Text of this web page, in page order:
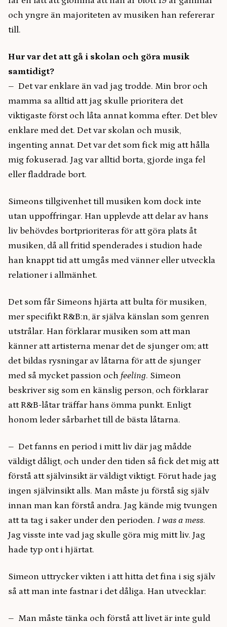
och yngre än majoriteten av musiken han refererar
till.
Hur var det att gå i skolan och göra musik
samtidigt?
– Det var enklare än vad jag trodde. Min bror och
mamma sa alltid att jag skulle prioritera det
viktigaste först och låta annat komma efter. Det blev
enklare med det. Det var skolan och musik,
ingenting annat. Det var det som fick mig att hålla
mig fokuserad. Jag var alltid borta, gjorde inga fel
eller fladdrade bort.
Simeons tillgivenhet till musiken kom dock inte
utan uppoffringar. Han upplevde att delar av hans
liv behövdes bortprioriteras för att göra plats åt
musiken, då all fritid spenderades i studion hade
han knappt tid att umgås med vänner eller utveckla
relationer i allmänhet.
Det som får Simeons hjärta att bulta för musiken,
mer specifikt R&B:n, är själva känslan som genren
utstrålar. Han förklarar musiken som att man
känner att artisterna menar det de sjunger om; att
det bildas rysningar av låtarna för att de sjunger
med så mycket passion och feeling. Simeon
beskriver sig som en känslig person, och förklarar
att R&B-låtar träffar hans ömma punkt. Enligt
honom leder sårbarhet till de bästa låtarna.
– Det fanns en period i mitt liv där jag mådde
väldigt dåligt, och under den tiden så fick det mig att
förstå att självinsikt är väldigt viktigt. Förut hade jag
ingen självinsikt alls. Man måste ju förstå sig själv
innan man kan förstå andra. Jag kände mig tvungen
att ta tag i saker under den perioden. I was a mess.
Jag visste inte vad jag skulle göra mig mitt liv. Jag
hade typ ont i hjärtat.
Simeon uttrycker vikten i att hitta det fina i sig själv
så att man inte fastnar i det dåliga. Han utvecklar:
– Man måste tänka och förstå att livet är inte guld